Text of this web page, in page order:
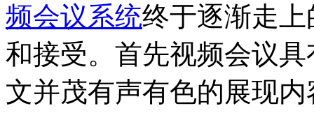
频会议系统终于逐渐走
和接受。首先视频会议
文并茂有声有色的展现